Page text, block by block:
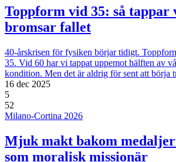
Toppform vid 35: så tappar
bromsar fallet
40-årskrisen för fysiken börjar tidigt.
35. Vid 60 har vi tappat uppemot hälften av
kondition. Men det är aldrig för sent att börja
16 dec 2025
5
52
Milano-Cortina 2026
Mjuk makt bakom
som moralisk missionär